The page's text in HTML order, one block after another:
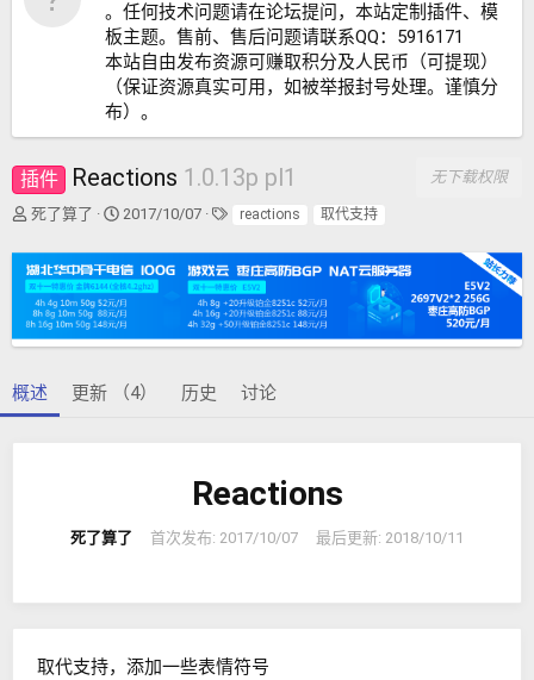
。任何技术问题请在论坛提问，本站定制插件、模
板主题。售前、售后问题请联系QQ：5916171
本站自由发布资源可赚取积分及人民币（可提现）
（保证资源真实可用，如被举报封号处理。谨慎分
布）。
插件 Reactions 1.0.13p pl1
无下载权限
作
死了算了
创
日
期
2017/10/07
标reactions 取代支持
概述 更新 （4） 历史 讨论
Reactions
死了算了 首次发布: 2017/10/07 最后更新: 2018/10/11
取代支持，添加一些表情符号